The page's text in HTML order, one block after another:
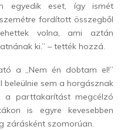
egyedik eset, így ismét
fordított összegből
volna, ami aztán
ki.” – tették hozzá.
a „Nem én dobtam el!”
beleülnie sem a horgásznak
a parttakarítást megcélzó
is egyre kevesebben
zárásként szomorúan.